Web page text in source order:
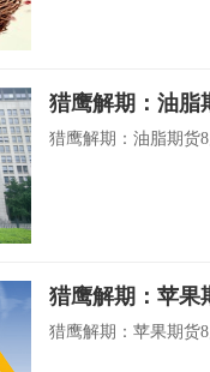
猎鹰解期：油脂
猎鹰解期：油脂期货
猎鹰解期：苹果
猎鹰解期：苹果期货